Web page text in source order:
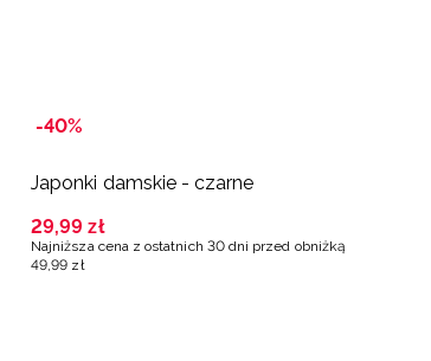
-40%
Japonki damskie - czarne
29,99 zł
Najniższa cena z ostatnich 30 dni przed obniżką
49,99 zł